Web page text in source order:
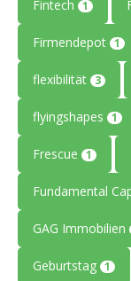
Fintech 1
Firmendepot 1
flexibilität 3
flyingshapes 1
Frescue 1
Fundamental
GAG Immobilien
Geburtstag 1